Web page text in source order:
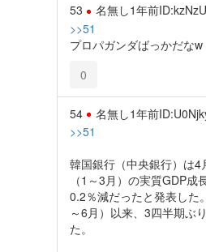
53 名無し1年前
>>51
プロパガンダばっかだなw
0
54 名無し1年前
>>51
韓国銀行（中央銀行）は
（1～3月）の実質GDP
0.2％減だったと発表した
～6月）以来、3四半期ぶ
た。